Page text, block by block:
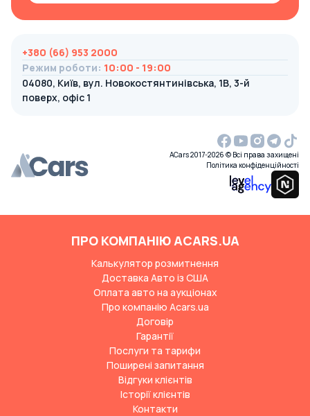
+380 (66) 953 2000
Режим роботи: 10:00 - 19:00
04080, Київ, вул. Новокостянтинівська, 1В, 3-й
поверх, офіс 1
ACars 2017-2026 © Всі права захищені
Політика конфіденційності
ПРО КОМПАНІЮ ACARS.UA
Калькулятор розмитнення
Доставка Авто із США
Оплата авто на аукціонах
Про компанію Acars.ua
Договір
Гарантії
Послуги та тарифи
Поширені запитання
Відгуки клієнтів
Історії клієнтів
Контакти